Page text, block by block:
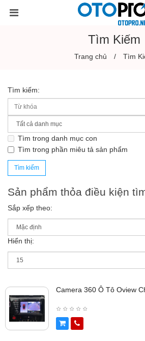
Tìm Kiếm
Trang chủ Tìm
Tìm kiếm:
Tìm trong danh mục con
Tìm trong phần miêu tả sản phẩm
Sản phẩm thỏa điều kiện
Sắp xếp theo:
Hiển thị:
Camera 360 Ô Tô Oview